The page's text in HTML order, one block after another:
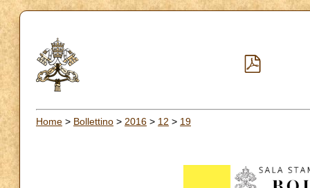
Home > Bollettino > 2016 > 12 > 19